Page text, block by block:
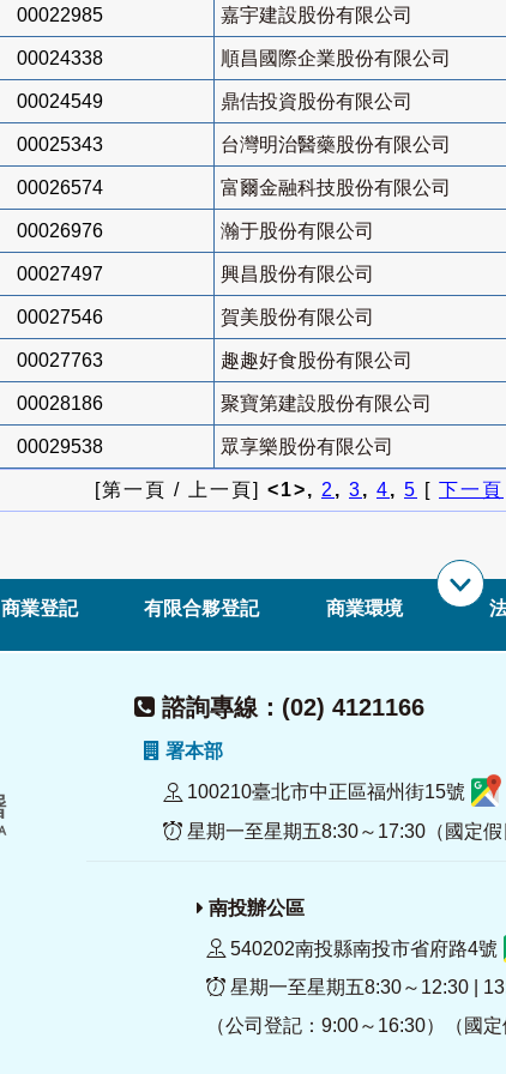
00022985 嘉宇建設股份有限公司
00024338 順昌國際企業股份有限公司
00024549 鼎佶投資股份有限公司
00025343 台灣明治醫藥股份有限公司
00026574 富爾金融科技股份有限公司
00026976 瀚于股份有限公司
00027497 興昌股份有限公司
00027546 賀美股份有限公司
00027763 趣趣好食股份有限公司
00028186 聚寶第建設股份有限公司
00029538 眾享樂股份有限公司
[第一頁 / 上一頁] <1>, 2, 3, 4, 5 [ 下一頁
商業登記 有限合夥登記 商業環境
諮詢專線：(02) 4121166
署本部
100210臺北市中正區福州街15號
星期一至星期五8:30～17:30（國定假
南投辦公區
540202南投縣南投市省府路4號
星期一至星期五8:30～12:30 |
（公司登記：9:00～16:30）（國定